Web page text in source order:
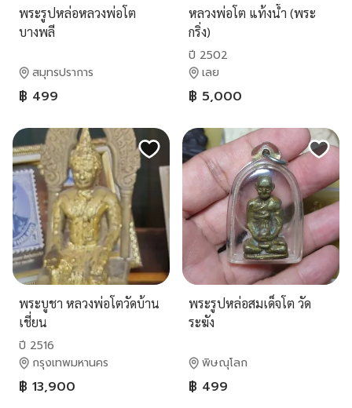
พระรูปหล่อหลวงพ่อโต
บางพลี
สมุทรปราการ
฿ 499
หลวงพ่อโต แท้งน้ำ (พระ
กริ่ง)
ปี 2502
เลย
฿ 5,000
พระบูชา หลวงพ่อโตวัดบ้าน
เชี่ยน
ปี 2516
กรุงเทพมหานคร
฿ 13,900
พระรูปหล่อสมเด็จโต วัด
ระฆัง
พิษณุโลก
฿ 499